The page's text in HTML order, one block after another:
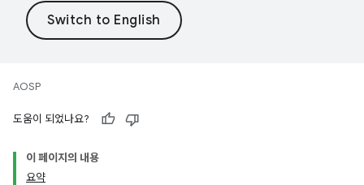
AOSP
도움이 되었나요?
이 페이지의 내용
요약